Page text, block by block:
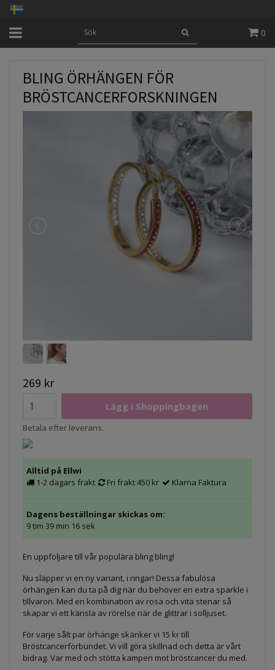
0
BLING ÖRHÄNGEN FÖR
BRÖSTCANCERFORSKNINGEN
269 kr
Betala efter leverans.
Alltid på Ellwi
1-2 dagars frakt
Fri frakt 450 kr Klarna Faktura
Dagens beställningar skickas om:
9 tim 39 min 15 sek
En uppföljare till vår populära bling bling!
Nu släpper vi en ny variant, i ringar! Dessa fabulösa
örhängen kan du ta på dig när du behöver en extra sparkle i
tillvaron. Med en kombination av rosa och vita stenar så
skapar vi ett känsla av rörelse när de glittrar i solljuset.
För varje sålt par örhänge skänker vi 15 kr till
Bröstcancerförbundet. Vi vill göra skillnad och detta är vårt
bidrag. Var med och stötta kampen mot bröstcancer du med.